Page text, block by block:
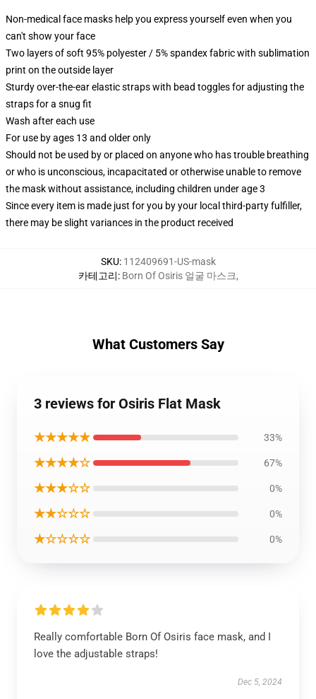
Non-medical face masks help you express yourself even when you
can't show your face
Two layers of soft 95% polyester / 5% spandex fabric with sublimation
print on the outside layer
Sturdy over-the-ear elastic straps with bead toggles for adjusting the
straps for a snug fit
Wash after each use
For use by ages 13 and older only
Should not be used by or placed on anyone who has trouble breathing
or who is unconscious, incapacitated or otherwise unable to remove
the mask without assistance, including children under age 3
Since every item is made just for you by your local third-party fulfiller,
there may be slight variances in the product received
SKU: 112409691-US-mask
카테고리: Born Of Osiris 얼굴 마스크,
What Customers Say
3 reviews for Osiris Flat Mask
★★★★★ 33%
★★★★☆ 67%
★★★☆☆ 0%
★★☆☆☆ 0%
★☆☆☆☆ 0%
Really comfortable Born Of Osiris face mask, and I
love the adjustable straps!
Dec 5, 2024